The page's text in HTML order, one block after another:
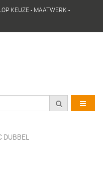
KEUZE - MAATWERK -
DUBBEL